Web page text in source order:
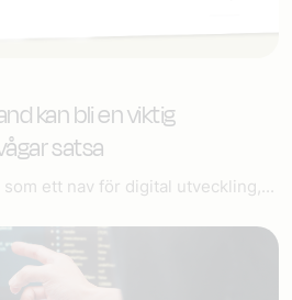
kan bli en viktig
satsa
ett nav för digital utveckling,...